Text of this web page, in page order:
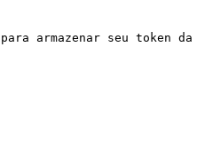
armazenar seu token da